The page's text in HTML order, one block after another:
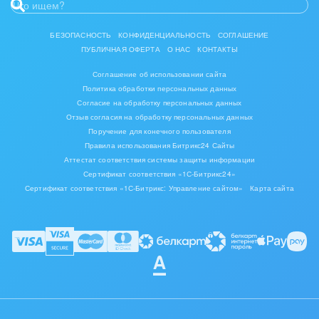
БЕЗОПАСНОСТЬ КОНФИДЕНЦИАЛЬНОСТЬ
СОГЛАШЕНИЕ
ПУБЛИЧНАЯ ОФЕРТА
О НАС КОНТАКТЫ
Соглашение об использовании сайта
Политика обработки персональных данных
Согласие на обработку персональных данных
Отзыв согласия на обработку персональных данных
Поручение для конечного пользователя
Правила использования Битрикс24 Сайты
Аттестат соответствия системы защиты информации
Сертификат соответствия «1С-Битрикс24»
Сертификат соответствия «1С-Битрикс: Управление сайтом»
Карта сайта